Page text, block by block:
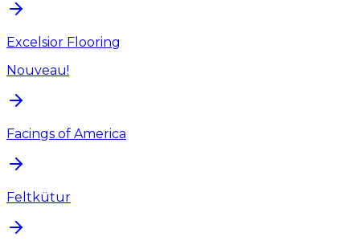
Excelsior Flooring
Nouveau!
Facings of America
Feltkütur